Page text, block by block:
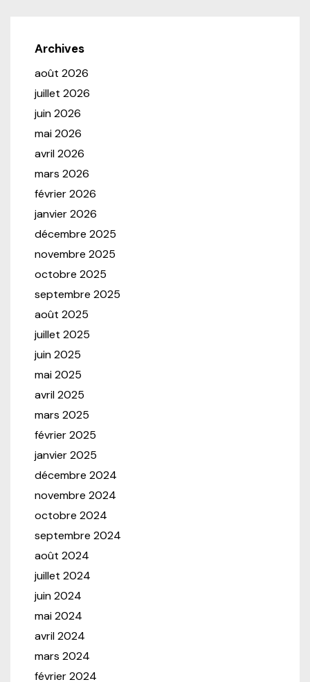
Archives
août 2026
juillet 2026
juin 2026
mai 2026
avril 2026
mars 2026
février 2026
janvier 2026
décembre 2025
novembre 2025
octobre 2025
septembre 2025
août 2025
juillet 2025
juin 2025
mai 2025
avril 2025
mars 2025
février 2025
janvier 2025
décembre 2024
novembre 2024
octobre 2024
septembre 2024
août 2024
juillet 2024
juin 2024
mai 2024
avril 2024
mars 2024
février 2024